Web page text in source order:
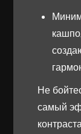
Не
самый